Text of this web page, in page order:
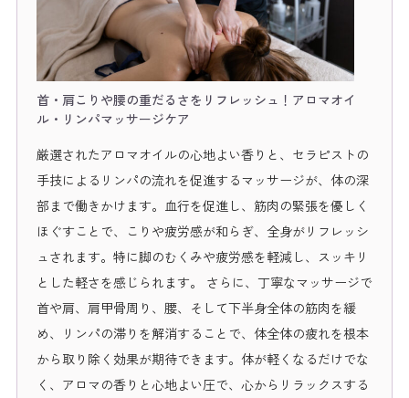
首・肩こりや腰の重だるさをリフレッシュ！ アロマオイ
ル・リンパマッサージケア
厳選されたアロマオイルの心地よい香りと、セラピストの
手技によるリンパの流れを促進するマッサージが、体の深
部まで働きかけます。血行を促進し、筋肉の緊張を優しく
ほぐすことで、こりや疲労感が和らぎ、全身がリフレッシ
ュされます。特に脚のむくみや疲労感を軽減し、スッキリ
とした軽さを感じられます。
さらに、丁寧なマッサージで
首や肩、肩甲骨周り、腰、そして下半身全体の筋肉を緩
め、リンパの滞りを解消することで、体全体の疲れを根本
から取り除く効果が期待できます。体が軽くなるだけでな
く、アロマの香りと心地よい圧で、心からリラックスする